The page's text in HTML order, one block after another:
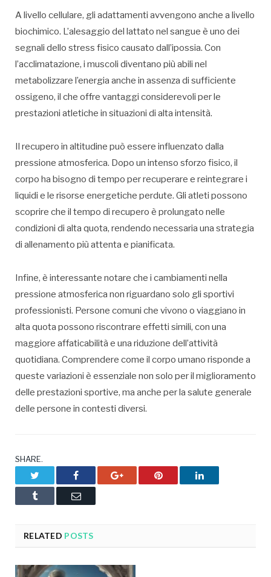
A livello cellulare, gli adattamenti avvengono anche a livello
biochimico. L’alesaggio del lattato nel sangue è uno dei
segnali dello stress fisico causato dall’ipossia. Con
l’acclimatazione, i muscoli diventano più abili nel
metabolizzare l’energia anche in assenza di sufficiente
ossigeno, il che offre vantaggi considerevoli per le
prestazioni atletiche in situazioni di alta intensità.
Il recupero in altitudine può essere influenzato dalla
pressione atmosferica. Dopo un intenso sforzo fisico, il
corpo ha bisogno di tempo per recuperare e reintegrare i
liquidi e le risorse energetiche perdute. Gli atleti possono
scoprire che il tempo di recupero è prolungato nelle
condizioni di alta quota, rendendo necessaria una strategia
di allenamento più attenta e pianificata.
Infine, è interessante notare che i cambiamenti nella
pressione atmosferica non riguardano solo gli sportivi
professionisti. Persone comuni che vivono o viaggiano in
alta quota possono riscontrare effetti simili, con una
maggiore affaticabilità e una riduzione dell’attività
quotidiana. Comprendere come il corpo umano risponde a
queste variazioni è essenziale non solo per il miglioramento
delle prestazioni sportive, ma anche per la salute generale
delle persone in contesti diversi.
SHARE.
Facebook Google+ Pinterest LinkedIn
Tumblr Email
RELATED POSTS